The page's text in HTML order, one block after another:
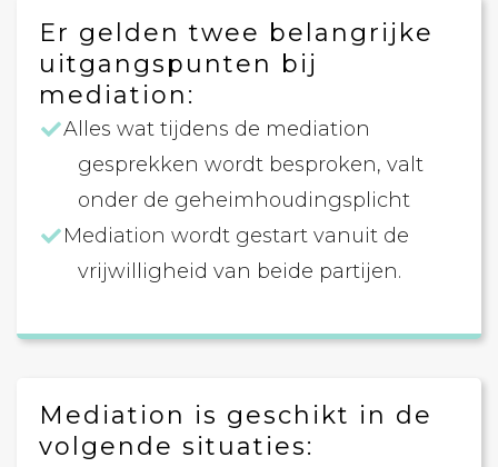
Er gelden twee belangrijke
uitgangspunten bij
mediation:
Alles wat tijdens de mediation
gesprekken wordt besproken, valt
onder de geheimhoudingsplicht
Mediation wordt gestart vanuit de
vrijwilligheid van beide partijen.
Mediation is geschikt in de
volgende situaties: